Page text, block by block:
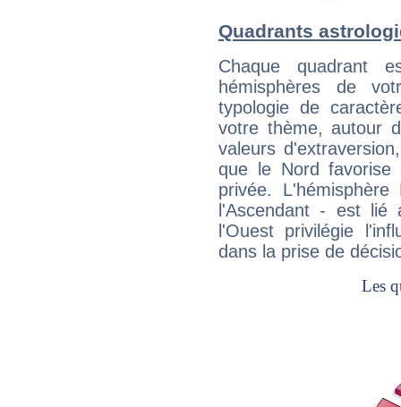
Quadrants
Chaque quadrant
hémisphères de
typologie de
votre thème, autour
valeurs
que le Nord favorise
privée.
l'Ascendant - est
l'Ouest privilégie
dans la prise de